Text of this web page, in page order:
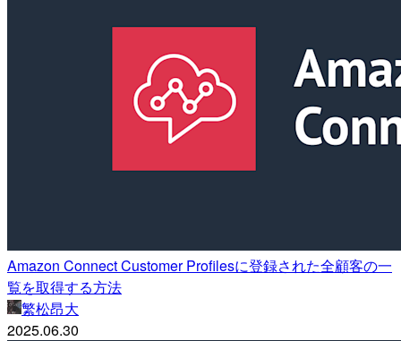
Amazon Connect Customer Profilesに登録された全顧客の一
覧を取得する方法
繁松昂大
2025.06.30